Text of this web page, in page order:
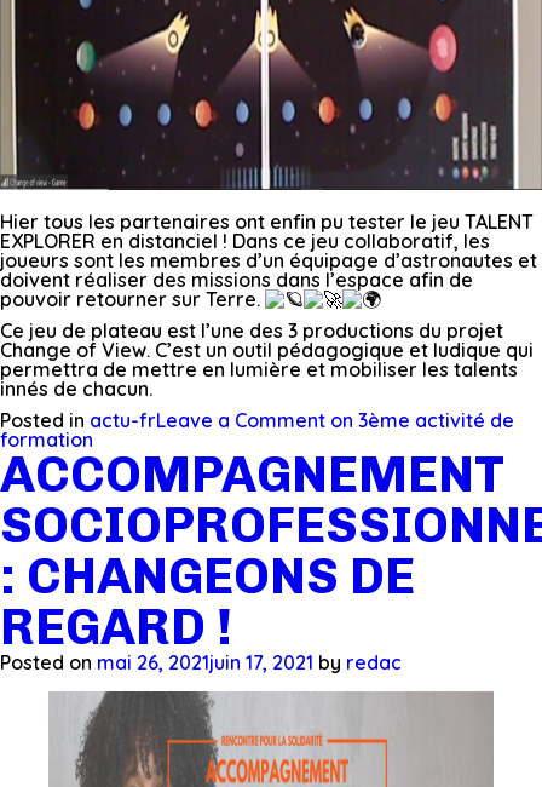
Hier tous les partenaires ont enfin pu tester le jeu TALENT
EXPLORER en distanciel ! Dans ce jeu collaboratif, les
joueurs sont les membres d’un équipage d’astronautes et
doivent réaliser des missions dans l’espace afin de
pouvoir retourner sur Terre.
Ce jeu de plateau est l’une des 3 productions du projet
Change of View. C’est un outil pédagogique et ludique qui
permettra de mettre en lumière et mobiliser les talents
innés de chacun.
Posted in actu-frLeave a Comment on 3ème activité de
formation
ACCOMPAGNEMENT
: CHANGEONS DE
REGARD !
Posted on mai 26, 2021juin 17, 2021 by redac